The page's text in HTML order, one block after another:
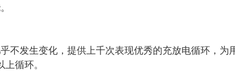
不发生变化，提供上千次表现优秀的充放电循环，
循环。